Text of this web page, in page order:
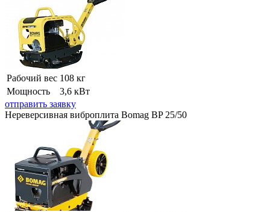
Рабочий вес 108 кг
Мощность
3,6 кВт
отправить заявку
Нереверсивная виброплита Bomag BP 25/50